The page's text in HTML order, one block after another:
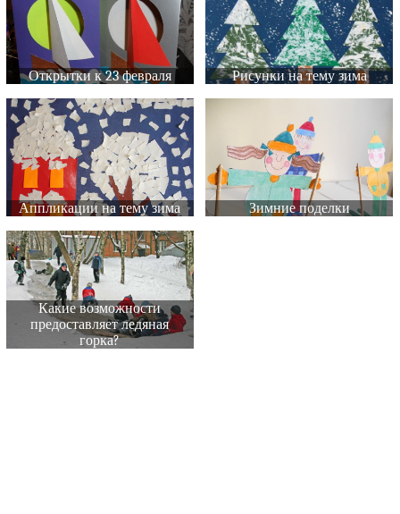
Открытки к 23 февраля Рисунки на тему зима
Аппликации на тему зима Зимние поделки
Какие возможности
предоставляет ледяная
горка?